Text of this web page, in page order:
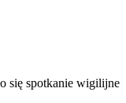
się spotkanie wigilijne